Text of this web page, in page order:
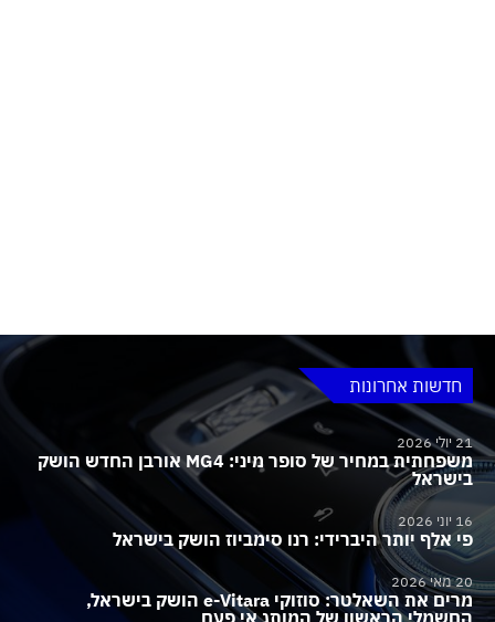
חדשות אחרונות
21 יולי 2026
משפחתית במחיר של סופר מיני: MG4 אורבן החדש הושק
בישראל
16 יוני 2026
פי אלף יותר היברידי: רנו סימביוז הושק בישראל
20 מאי 2026
מרים את השאלטר: סוזוקי e-Vitara הושק בישראל,